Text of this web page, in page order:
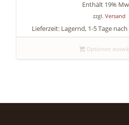
Enthält 19%
zzgl.Versand
Lieferzeit: Lagernd, 1-5 Tage
Optionen